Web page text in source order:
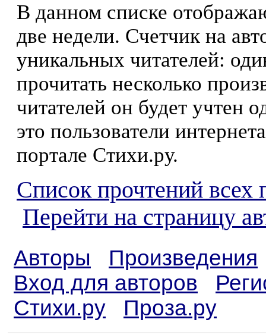
В данном списке
две недели. Счетчик на
уникальных читателей:
прочитать несколько
читателей он будет учтен
это пользователи
портале Стихи.ру.
Список прочтений всех
Перейти на страницу
Авторы
Произведения
Вход для авторов
Стихи.ру
Проза.ру